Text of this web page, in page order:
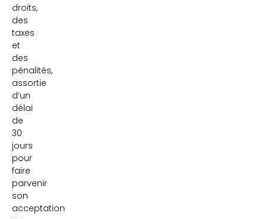
droits,
des
taxes
et
des
pénalités,
assortie
d’un
délai
de
30
jours
pour
faire
parvenir
son
acceptation